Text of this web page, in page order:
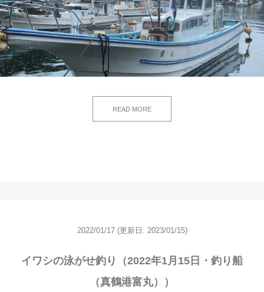
READ MORE
2022/01/17 (更新日: 2023/01/15)
イワシの泳がせ釣り（2022年1月15日・釣り船
（真鶴港富丸））